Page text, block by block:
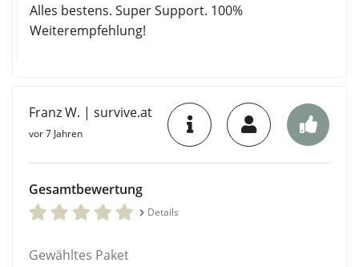
Alles bestens. Super Support. 100%
Weiterempfehlung!
Franz W. | survive.at
vor 7 Jahren
Gesamtbewertung
Details
Gewähltes Paket